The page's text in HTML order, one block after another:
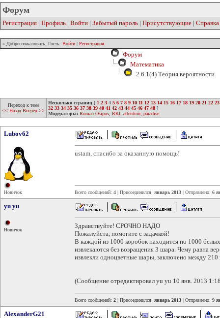
Форум
Регистрация | Профиль | Войти | Забытый пароль | Присутствующие | Справка
» Добро пожаловать, Гость: Войти | Регистрация
Форум
Математика
2.6.1(4) Теория вероятности
Переход к теме
<< Назад Вперед >>
Несколько страниц [ 1 2 3 4 5 6 7 8 9 10 11 12 13 14 15 16 17 18 19 20 21 22 23
32 33 34 35 36 37 38 39 40 41 42 43 44 45 46 47 48 ]
Модераторы: Roman Osipov, RKI attention paradise
Lubov62
Новичок
ustam, спасибо за оказанную помощь!
Всего сообщений: 4 | Присоединился: январь 2013 | Отправлено: 6
yu yu
Новичок
Здравствуйте! СРОЧНО НАДО
Пожалуйста, помогите с задачкой!
В каждой из 1000 коробок находится по 1000
извлекаются без возращения 3 шара. Чему равна
извлекли одноцветные шары, заключено между 210
(Сообщение отредактировал yu yu 10 янв. 2013
Всего сообщений: 2 | Присоединился: январь 2013 | Отправлено: 9
AlexanderG21